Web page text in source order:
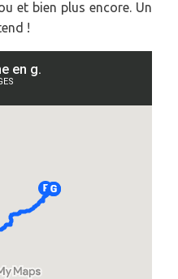
et bien plus encore. Un
!